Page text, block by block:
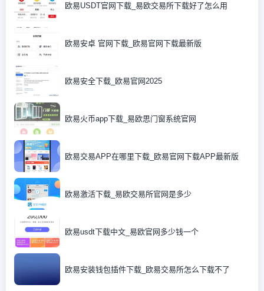
欧易USDT官网下载_易欧交易所下载好了怎么用
欧易安卓 官网下载_欧易官网下载最新版
欧易安全下载_欧易官网2025
欧易火币app下载_易欧思门窗系统官网
欧易交易APP在哪里下载_欧易官网下载APP最新版
欧易激活下载_易欧交易所官网是多少
欧易usdt下载中文_易欧官网多少钱一个
欧易安装钱包插件下载_欧易交易所怎么下载不了